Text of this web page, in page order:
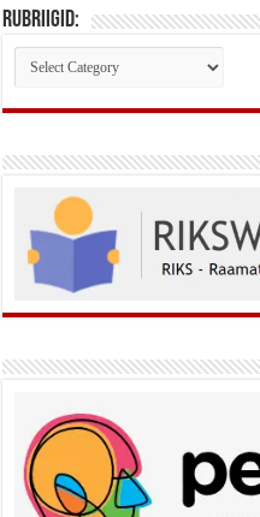
Rubriigid:
Rubriigid: